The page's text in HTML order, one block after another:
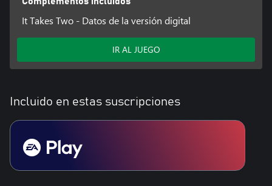
It Takes Two - Datos de la versión digital
IR AL JUEGO
Incluido en estas suscripciones